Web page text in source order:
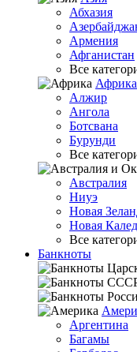
Абхазия
Армения
Афганистан
Все
Африка
Алжир
Ангола
Ботсвана
Бурунди
Все
Австралия
Ниуэ
Новая
Новая
Все
Банкноты
Аргентина
Багамы